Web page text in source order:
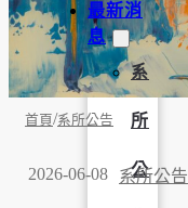
最新消
息
系
所
公
首頁/系所公告
2026-06-08 系所公告